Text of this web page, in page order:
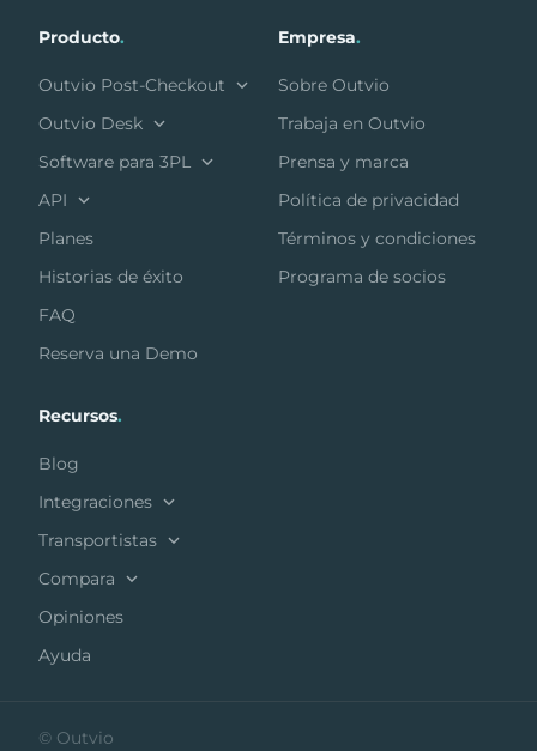
Producto.
Outvio Post-Checkout
Outvio Desk
Software para 3PL
API
Planes
Historias de éxito
FAQ
Reserva una Demo
Empresa.
Sobre Outvio
Trabaja en Outvio
Prensa y marca
Política de privacidad
Términos y condiciones
Programa de socios
Recursos.
Blog
Integraciones
Transportistas
Compara
Opiniones
Ayuda
© Outvio